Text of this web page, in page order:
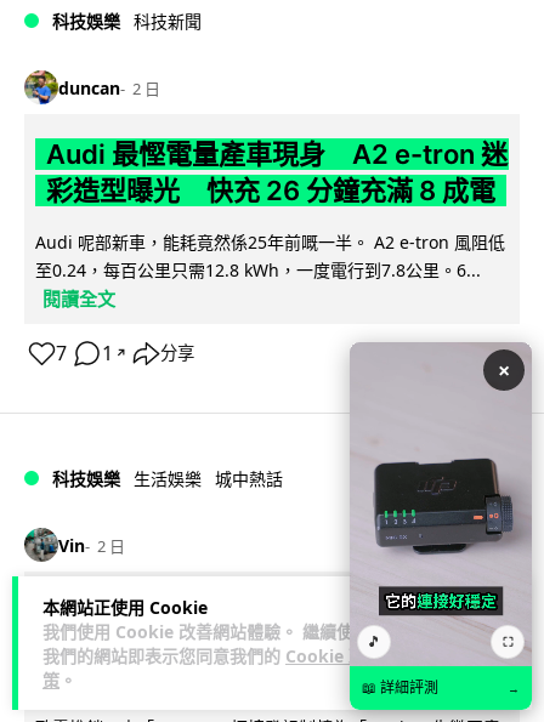
本網站正使用 Cookie
我們使用 Cookie 改善網站體驗。 繼續使用
我們的網站即表示您同意我們的 Cookie 政
策 。
科技娛樂 科技新聞
duncan 2 日
Audi 最慳電量產車現身 A2 e-tron 迷
彩造型曝光 快充 26 分鐘充滿 8 成電
Audi 呢部新車，能耗竟然係25年前嘅一半。 A2 e-tron 風阻低
至0.24，每百公里只需12.8 kWh，一度電行到7.8公里。6...
閱讀全文
7 1 ↗ 分享
科技娛樂 生活娛樂 城中熱話
Vin 2 日
法國 8 月 11 日出新例 未經同意嚴禁
Cold Call 違規企業最高罰 345 萬
法國將於 8 月 11 日起實施新例，全面禁止企業未經消費者同意
×
🎵 ⛶
📖 詳細評測 →